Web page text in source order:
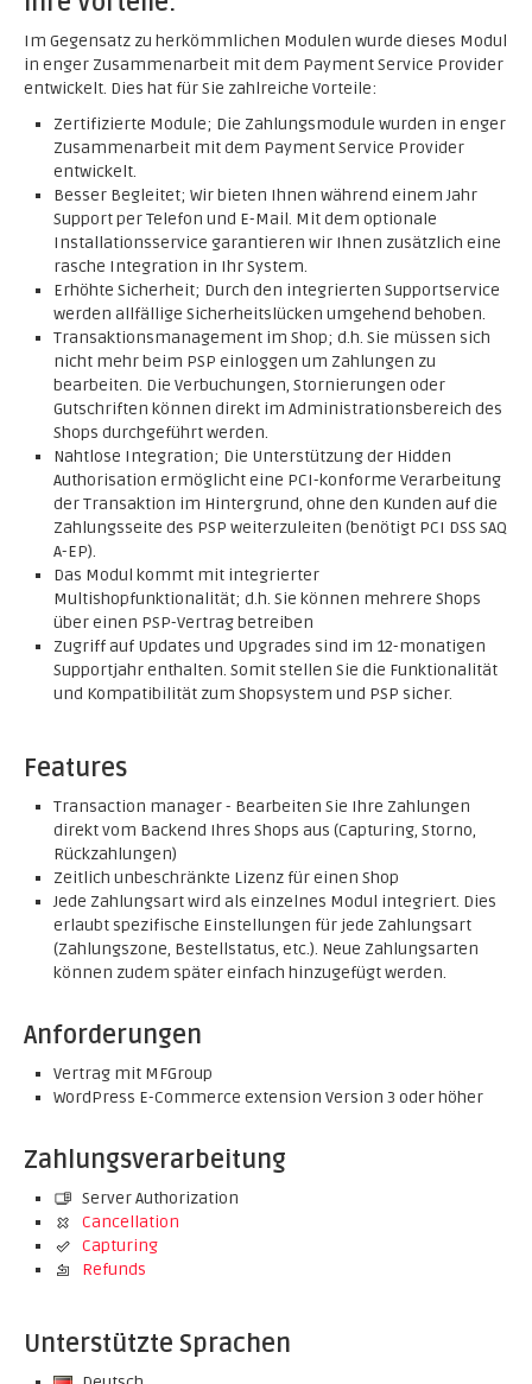
Im Gegensatz zu herkömmlichen Modulen wurde dieses Modul
in enger Zusammenarbeit mit dem Payment Service Provider
entwickelt. Dies hat für Sie zahlreiche Vorteile:
Zertifizierte Module; Die Zahlungsmodule wurden in enger
Zusammenarbeit mit dem Payment Service Provider
entwickelt.
Besser Begleitet; Wir bieten Ihnen während einem Jahr
Support per Telefon und E-Mail. Mit dem optionale
Installationsservice garantieren wir Ihnen zusätzlich eine
rasche Integration in Ihr System.
Erhöhte Sicherheit; Durch den integrierten Supportservice
werden allfällige Sicherheitslücken umgehend behoben.
Transaktionsmanagement im Shop; d.h. Sie müssen sich
nicht mehr beim PSP einloggen um Zahlungen zu
bearbeiten. Die Verbuchungen, Stornierungen oder
Gutschriften können direkt im Administrationsbereich des
Shops durchgeführt werden.
Nahtlose Integration; Die Unterstützung der Hidden
Authorisation ermöglicht eine PCI-konforme Verarbeitung
der Transaktion im Hintergrund, ohne den Kunden auf die
Zahlungsseite des PSP weiterzuleiten (benötigt PCI DSS SAQ
A-EP).
Das Modul kommt mit integrierter
Multishopfunktionalität; d.h. Sie können mehrere Shops
über einen PSP-Vertrag betreiben
Zugriff auf Updates und Upgrades sind im 12-monatigen
Supportjahr enthalten. Somit stellen Sie die Funktionalität
und Kompatibilität zum Shopsystem und PSP sicher.
Features
Transaction manager - Bearbeiten Sie Ihre Zahlungen
direkt vom Backend Ihres Shops aus (Capturing, Storno,
Rückzahlungen)
Zeitlich unbeschränkte Lizenz für einen Shop
Jede Zahlungsart wird als einzelnes Modul integriert. Dies
erlaubt spezifische Einstellungen für jede Zahlungsart
(Zahlungszone, Bestellstatus, etc.). Neue Zahlungsarten
können zudem später einfach hinzugefügt werden.
Anforderungen
Vertrag mit MFGroup
WordPress E-Commerce extension Version 3 oder höher
Zahlungsverarbeitung
Server Authorization
Cancellation
Capturing
Refunds
Unterstützte Sprachen